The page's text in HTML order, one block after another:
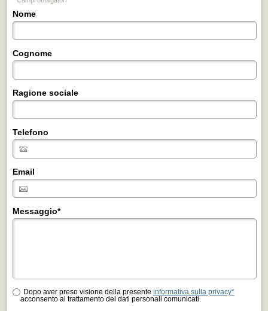
Nome
Cognome
Ragione sociale
Telefono
Email
Messaggio*
Dopo aver preso visione della presente informativa sulla privacy*
acconsento al trattamento dei dati personali comunicati.